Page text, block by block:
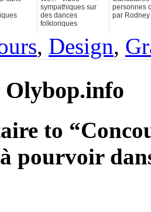
sympathiques sur
des dances
folkloriques
personnes
par
, Design,
Olybop.info
to
pourvoir